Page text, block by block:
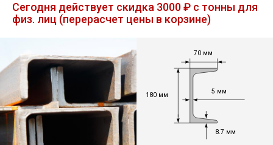
Уголок
Балка
Швеллер
Сегодня действует скидка 3000 ₽ с тонны для
физ. лиц (перерасчет цены в корзине)
70 мм
180 мм 5 мм
8.7 мм